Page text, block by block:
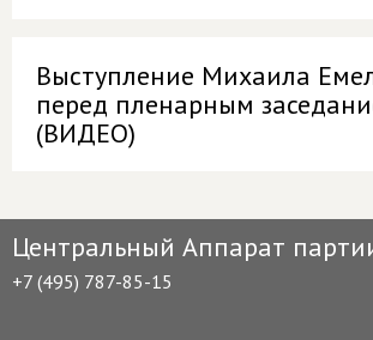
Выступление Михаила
перед пленарным
(ВИДЕО)
Центральный Аппарат
+7 (495) 787-85-15